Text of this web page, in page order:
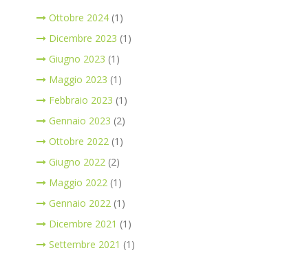
Ottobre 2024(1)
Dicembre 2023 (1)
Giugno 2023 (1)
Maggio 2023 (1)
Febbraio 2023 (1)
Gennaio 2023 (2)
Ottobre 2022(1)
Giugno 2022(2)
Maggio 2022(1)
Gennaio 2022(1)
Dicembre 2021 (1)
Settembre 2021 (1)